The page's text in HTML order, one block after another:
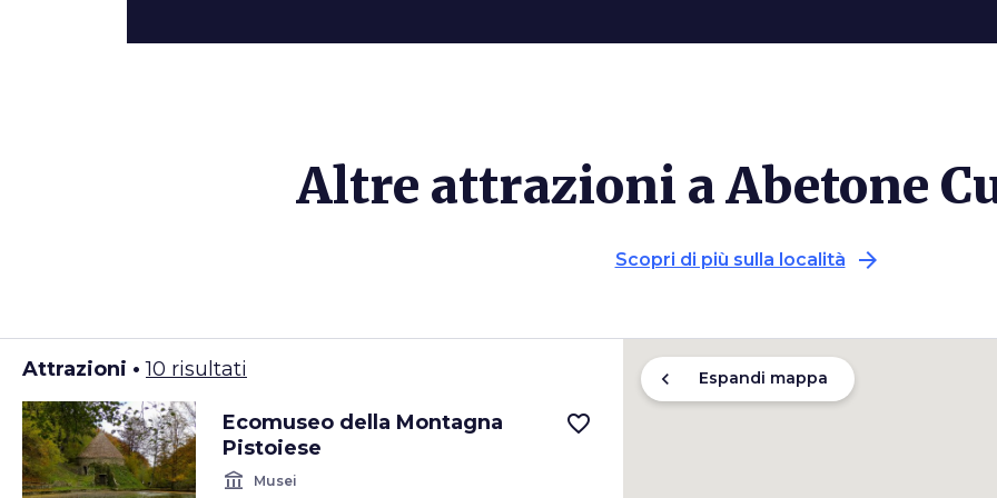
Altre attrazioni a Abetone
Scopri di più sulla località arrow_forward
Attrazioni •10 risultati
Ecomuseo della Montagna
Pistoiese
account_balance Musei
favorite_border
chevron_left Espandi mappa